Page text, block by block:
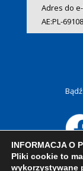
Adres do
AE:PL-
INFORMACJA O
Pliki cookie to
wykorzystywane